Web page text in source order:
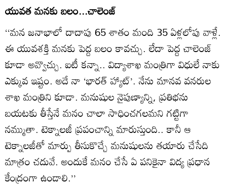
యువత మనకు బలం...చాలెంజ్‌
‘‘మన జనాభాలో దాదాపు 65 శాతం మంది 35 ఏళ్లలోపు వాళ్లే.
ఈ యువశక్తి మనకు పెద్ద బలం కావచ్చు. లేదా పెద్ద చాలెంజ్‌
కూడా అవ్వొచ్చు. ఐటీ కన్నా.. విద్యాశాఖ మంత్రిగా విధులే నాకు
ఎక్కువ ఇష్టం. అదే నా ‘భారత్‌ హ్యాట్‌’. నేను మానవ వనరుల
శాఖ మంత్రిని కూడా. మనుషుల నైపుణ్యాన్ని, ప్రతిభను
బయటకు తీస్తేనే మనం చాలా సాధించగలమని గట్టిగా
నమ్ముతా. టెక్నాలజీ ప్రపంచాన్ని మారుస్తుంది.. కానీ ఆ
టెక్నాలజీతో మార్పు తీసుకొచ్చే మనుషులను తయారు చేసేది
మాత్రం చదువే. అందుకే మనం చేసే ఏ పనికైనా విద్య ప్రధాన
కేంద్రంగా ఉండాలి.’’